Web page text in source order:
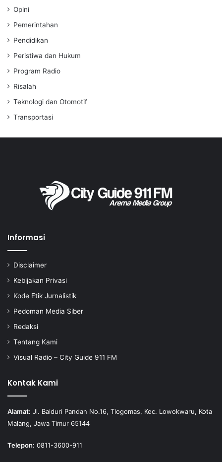
Opini
Pemerintahan
Pendidikan
Peristiwa dan Hukum
Program Radio
Risalah
Teknologi dan Otomotif
Transportasi
Informasi
Disclaimer
Kebijakan Privasi
Kode Etik Jurnalistik
Pedoman Media Siber
Redaksi
Tentang Kami
Visual Radio – City Guide 911 FM
Kontak Kami
Alamat: Jl. Baiduri Pandan No.16, Tlogomas, Kec. Lowokwaru, Kota
Malang, Jawa Timur 65144
Telepon: 0811-3600-911